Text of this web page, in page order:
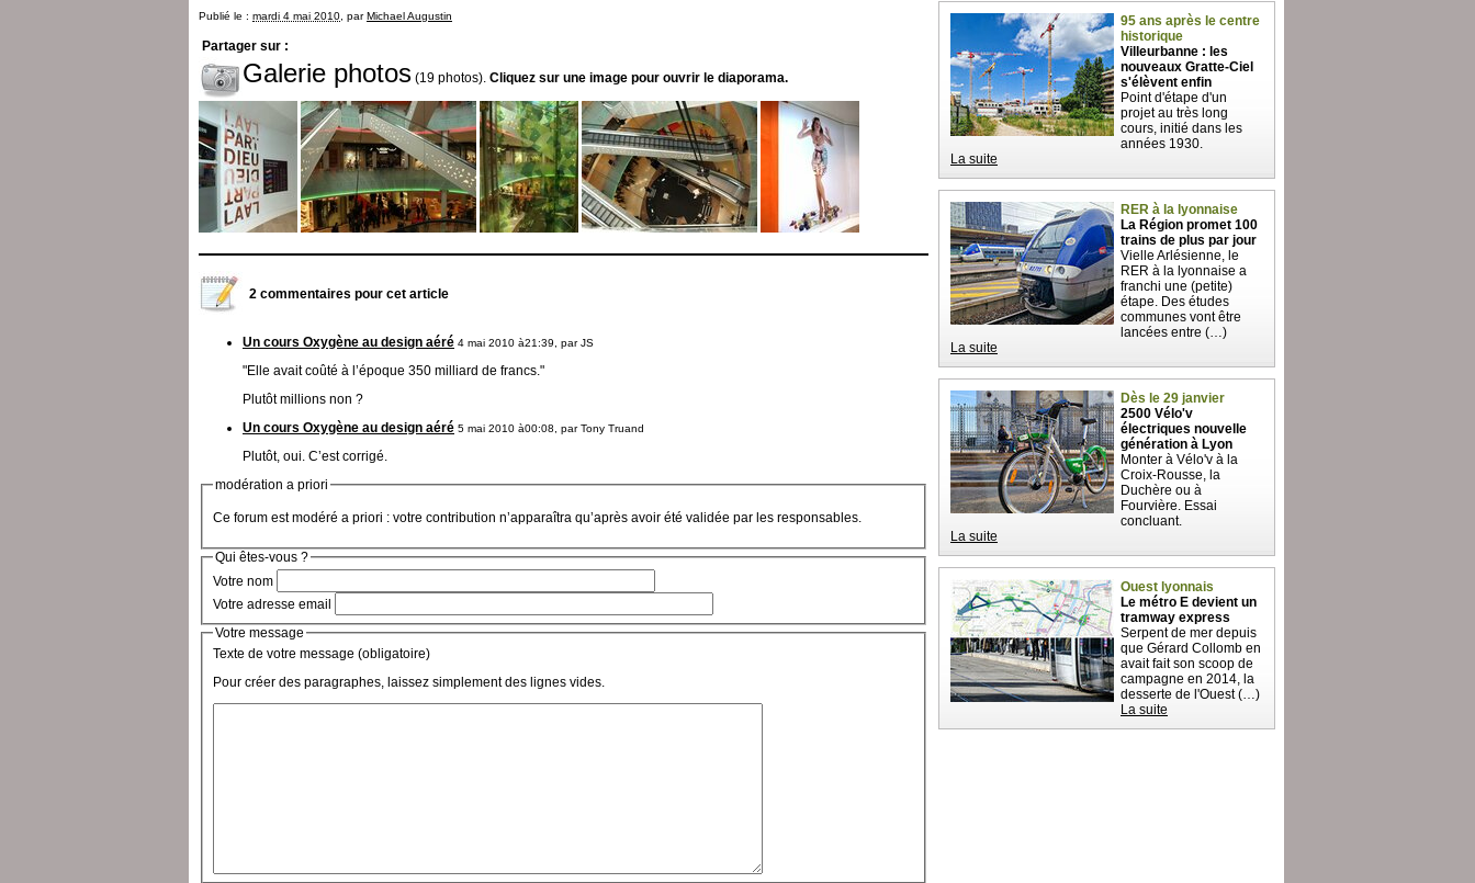
Publié le : mardi 4 mai 2010 , parMichael Augustin
Partager sur :
Galerie photos (19 photos). Cliquez sur une image pour ouvrir le diaporama.
2 commentaires pour cet article
Un cours Oxygène au design aéré 4 mai 2010 à21:39, parJS
"Elle avait coûté à l’époque 350 milliard de francs."
Plutôt millions non ?
Un cours Oxygène au design aéré 5 mai 2010 à00:08, parTony Truand
Plutôt, oui. C’est corrigé.
modération a priori
Ce forum est modéré a priori : votre contribution n’apparaîtra qu’après avoir été validée par les responsables.
Qui êtes-vous ?
Votre nom
Votre adresse email
Votre message
Texte de votre message (obligatoire)
Pour créer des paragraphes, laissez simplement des lignes vides.
95 ans après le centre
historique
Villeurbanne : les
nouveaux Gratte-Ciel
s'élèvent enfin
Point d'étape d'un
projet au très long
cours, initié dans les
années 1930.
La suite
RER à la lyonnaise
La Région promet 100
trains de plus par jour
Vielle Arlésienne, le
RER à la lyonnaise a
franchi une (petite)
étape. Des études
communes vont être
lancées entre (…)
La suite
Dès le 29 janvier
2500 Vélo'v
électriques nouvelle
génération à Lyon
Monter à Vélo'v à la
Croix-Rousse, la
Duchère ou à
Fourvière. Essai
concluant.
La suite
Ouest lyonnais
Le métro E devient un
tramway express
Serpent de mer depuis
que Gérard Collomb en
avait fait son scoop de
campagne en 2014, la
desserte de l'Ouest (…)
La suite